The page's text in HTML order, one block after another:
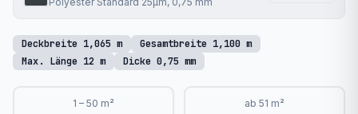
Deckbreite 1,065 m Gesamtbreite 1,100 m
Max. Länge 12 m Dicke 0,75 mm
1 – 50 m² ab 51 m²